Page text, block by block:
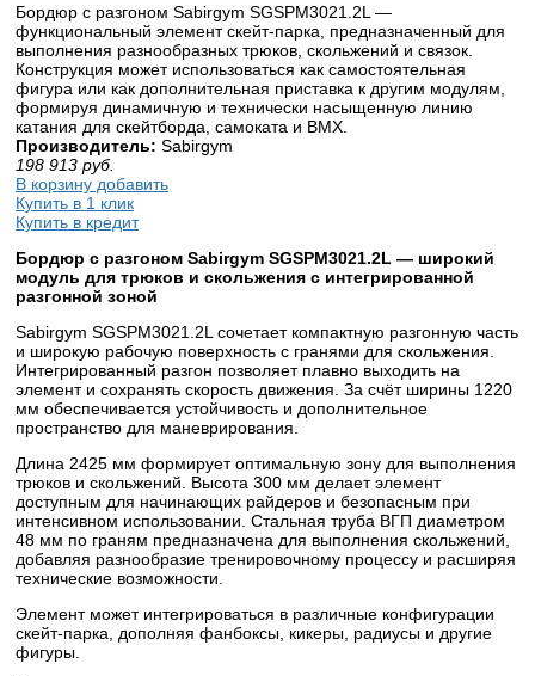
Бордюр с разгоном Sabirgym SGSPM3021.2L —
функциональный элемент скейт-парка, предназначенный для
выполнения разнообразных трюков, скольжений и связок.
Конструкция может использоваться как самостоятельная
фигура или как дополнительная приставка к другим модулям,
формируя динамичную и технически насыщенную линию
катания для скейтборда, самоката и BMX.
Производитель: Sabirgym
198 913 руб.
В корзину добавить
Купить в 1 клик
Купить в кредит
Бордюр с разгоном Sabirgym SGSPM3021.2L — широкий
модуль для трюков и скольжения с интегрированной
разгонной зоной
Sabirgym SGSPM3021.2L сочетает компактную разгонную часть
и широкую рабочую поверхность с гранями для скольжения.
Интегрированный разгон позволяет плавно выходить на
элемент и сохранять скорость движения. За счёт ширины 1220
мм обеспечивается устойчивость и дополнительное
пространство для маневрирования.
Длина 2425 мм формирует оптимальную зону для выполнения
трюков и скольжений. Высота 300 мм делает элемент
доступным для начинающих райдеров и безопасным при
интенсивном использовании. Стальная труба ВГП диаметром
48 мм по граням предназначена для выполнения скольжений,
добавляя разнообразие тренировочному процессу и расширяя
технические возможности.
Элемент может интегрироваться в различные конфигурации
скейт-парка, дополняя фанбоксы, кикеры, радиусы и другие
фигуры.